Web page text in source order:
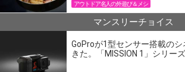
アウトドア名人の外遊び＆メシ
マンスリーチョイス
GoProが1型センサー搭載の
きた。「MISSION 1」シリー